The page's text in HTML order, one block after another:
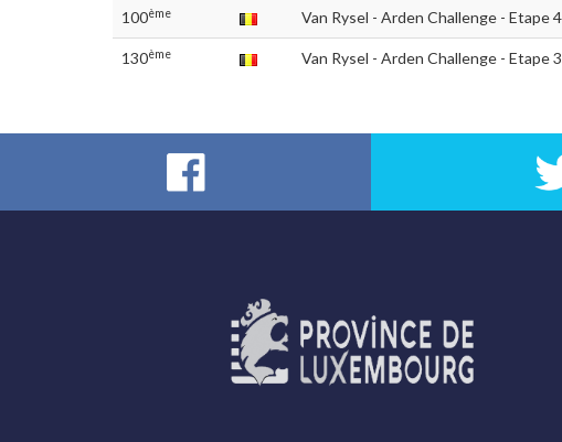
100ème Van Rysel - Arden Challenge - Etape 4
130ème Van Rysel - Arden Challenge - Etape 3